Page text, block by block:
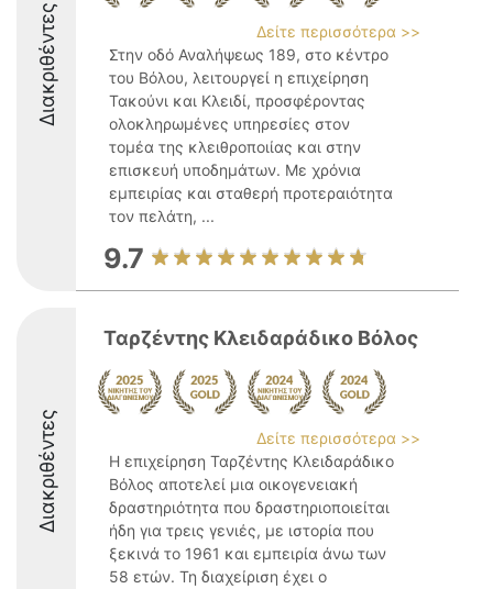
Διακριθέντες
Δείτε περισσότερα >>
Στην οδό Αναλήψεως 189, στο κέντρο
του Βόλου, λειτουργεί η επιχείρηση
Τακούνι και Κλειδί, προσφέροντας
ολοκληρωμένες υπηρεσίες στον
τομέα της κλειθροποιίας και στην
επισκευή υποδημάτων. Με χρόνια
εμπειρίας και σταθερή προτεραιότητα
τον πελάτη, ...
9.7
Διακριθέντες
Ταρζέντης Κλειδαράδικο Βόλος
Δείτε περισσότερα >>
Η επιχείρηση Ταρζέντης Κλειδαράδικο
Βόλος αποτελεί μια οικογενειακή
δραστηριότητα που δραστηριοποιείται
ήδη για τρεις γενιές, με ιστορία που
ξεκινά το 1961 και εμπειρία άνω των
58 ετών. Τη διαχείριση έχει ο